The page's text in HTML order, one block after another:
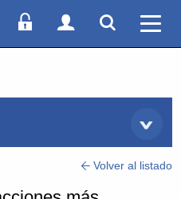
Correo webAcceso Socios
Acceso
Volver al listado